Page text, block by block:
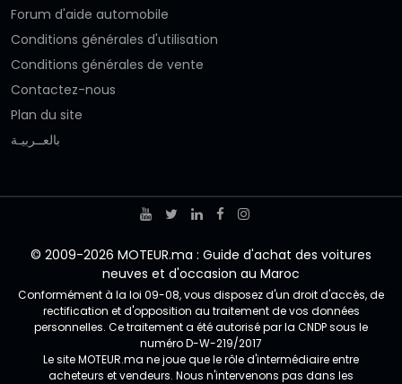
Forum d'aide automobile
Conditions générales d'utilisation
Conditions générales de vente
Contactez-nous
Plan du site
بالعــربيـة
© 2009-2026 MOTEUR.ma : Guide d'achat des voitures
neuves et d'occasion au Maroc
Conformément à la loi 09-08, vous disposez d'un droit d'accès, de
rectification et d'opposition au traitement de vos données
personnelles. Ce traitement a été autorisé par la CNDP sous le
numéro D-W-219/2017
Le site MOTEUR.ma ne joue que le rôle d'intermédiaire entre
acheteurs et vendeurs. Nous n'intervenons pas dans les